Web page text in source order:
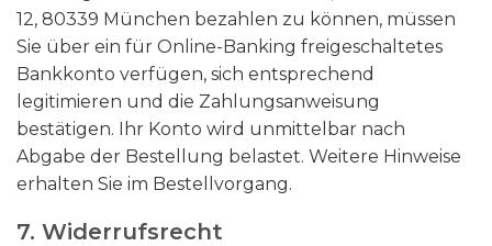
12, 80339 München bezahlen zu können, müssen
Sie über ein für Online-Banking freigeschaltetes
Bankkonto verfügen, sich entsprechend
legitimieren und die Zahlungsanweisung
bestätigen. Ihr Konto wird unmittelbar nach
Abgabe der Bestellung belastet. Weitere Hinweise
erhalten Sie im Bestellvorgang.
7. Widerrufsrecht